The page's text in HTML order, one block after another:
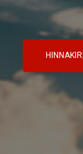
HINNAKIRI